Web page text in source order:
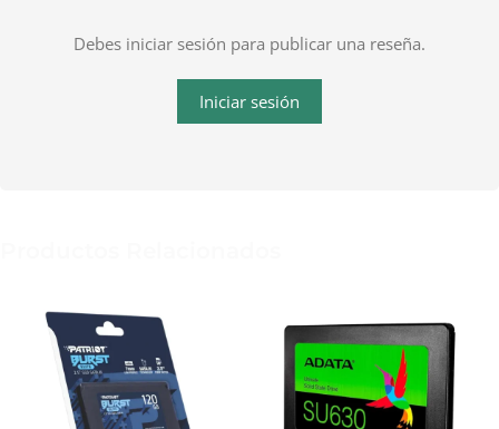
Debes iniciar sesión para publicar una reseña.
Iniciar sesión